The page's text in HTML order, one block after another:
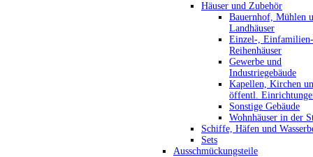
Häuser und Zubehör
Bauernhof, Mühlen
Landhäuser
Einzel-,
Reihenhäuser
Gewerbe und
Industriegebäude
Kapellen, Kirchen
öffentl.
Sonstige Gebäude
Wohnhäuser in der
Schiffe, Häfen und
Sets
Ausschmückungsteile